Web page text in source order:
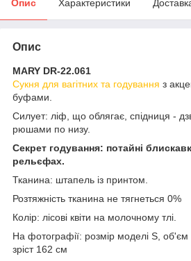
Опис Характеристики
Опис
MARY DR-22.061
Сукня для вагітних та годування з
буфами.
Силует: ліф, що облягає, спідниця -
рюшами по низу.
Секрет годування: потайні
рельєфах.
Тканина: штапель із принтом.
Розтяжність тканина не тягнеться 0%
Колір: лісові квіти на молочному тлі.
На фотографії: розмір моделі S, об'єм
зріст 162 см